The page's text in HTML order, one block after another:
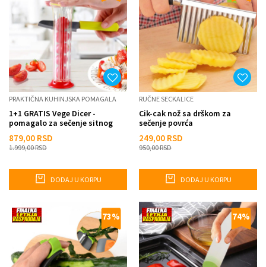
PRAKTIČNA KUHINJSKA POMAGALA
1+1 GRATIS Vege Dicer -
pomagalo za sečenje sitnog
879,00 RSD
1.999,00RSD
DODAJ U KORPU
RUČNE SECKALICE
Cik-cak nož sa drškom za
sečenje povrća
249,00 RSD
950,00RSD
DODAJ U KORPU
73% 74%